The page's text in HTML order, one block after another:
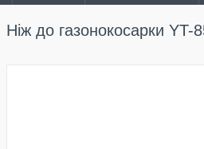
Ніж до газонокосарки